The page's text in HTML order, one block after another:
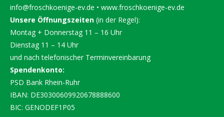
info@froschkoenige-ev.de • www.froschkoenige-ev.de
Unsere Öffnungszeiten (in der Regel):
Montag + Donnerstag 11 – 16 Uhr
Dienstag 11 – 14 Uhr
und nach telefonischer Terminvereinbarung
Spendenkonto:
PSD Bank Rhein-Ruhr
IBAN: DE30300609920678888600
BIC: GENODEF1P05